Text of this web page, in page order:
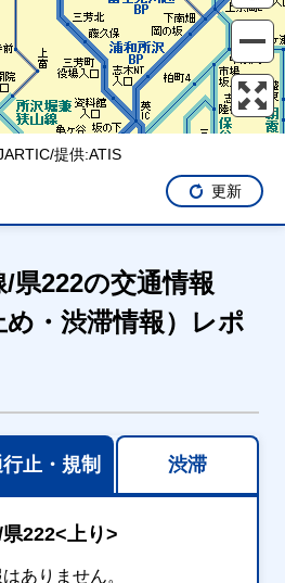
提供:ATIS
更新
県222の交通情報
め・渋滞情報）レポ
止・規制 渋滞
222<上り>
ありません。